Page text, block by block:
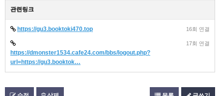
관련링크
https://gu3.booktoki470.top 16회 연결
https://dmonster1534.cafe24.com/bbs/logout.php?
url=https://gu3.booktok…
17회 연결